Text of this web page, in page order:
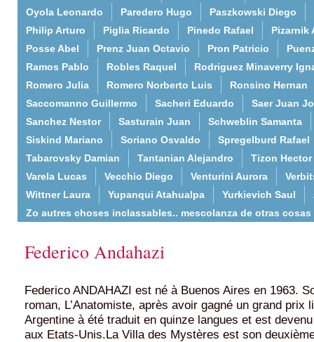
Oyola Leonardo
Paredero Hugo
Paszkowski Diego
Philip Arturo
Piglia Ricardo Pinedo Rafael
Pizarnik
Posse Abel
Prenz Juan Octavio Pron Patricio
Ramos Pablo
Robles Raquel
Rodriguez Minaverry
Romero Julia
Romero Norberto Luis
Ronsino Hernan
Saccomanno Guillermo
Sacheri Eduardo
Saer Juan
Sanchez Nestor
Sasturain Juan
Schweblin Samanta
Siskind Mariano
Soriano Osvaldo
Spregelburd Rafael
Tabarovsky Damian
Tantanian Alejandro
Tizon Hector
Varela Lucas
Vecchio Diego Venturini Aurora
Wittner Laura
Yupanqui Atahualpa Yurkievich Saul
Zo autres choses inclassables.. mescolanza de otras cosas
Federico Andahazi
Federico ANDAHAZI est né à Buenos Aires en 1963.
roman, L’Anatomiste, après avoir gagné un grand prix
Argentine à été traduit en quinze langues et est
aux Etats-Unis.La Villa des Mystères est son